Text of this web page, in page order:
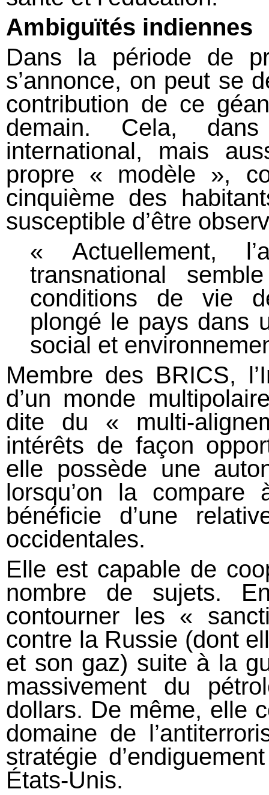
Ambiguïtés indiennes
Dans la période de
s’annonce, on peut se
contribution de ce
demain. Cela,
international, mais
propre « modèle »,
cinquième des
susceptible d’être
« Actuellement,
transnational
conditions de vie
plongé le pays dans
social et
Membre des BRICS,
d’un monde
dite du « multi-
intérêts de façon
elle possède une
lorsqu’on la
bénéficie d’une
occidentales.
Elle est capable de
nombre de sujets.
contourner les «
contre la Russie (dont
et son gaz) suite à la
massivement du
dollars. De même, elle
domaine de
stratégie
États-Unis.